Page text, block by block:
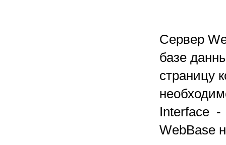
Сервер
базе
страницу
Interface
WebBase